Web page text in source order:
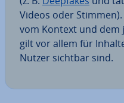
Videos oder
vom Kontext und dem
gilt vor allem für
Nutzer sichtbar sind.